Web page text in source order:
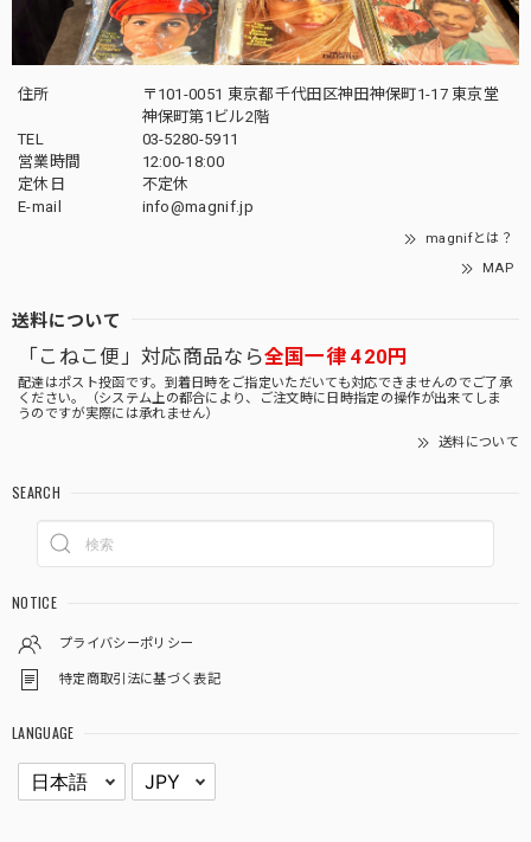
住所
〒101-0051 東京都千代田区神田神保町1-17 東京堂
神保町第1ビル2階
TEL
03-5280-5911
営業時間
12:00-18:00
定休日
不定休
E-mail
info@magnif.jp
magnifとは？
MAP
送料について
「こねこ便」対応商品なら全国一律 420円
配達はポスト投函です。到着日時をご指定いただいても対応できませんのでご了承
ください。（システム上の都合により、ご注文時に日時指定の操作が出来てしま
うのですが実際には承れません）
送料について
SEARCH
NOTICE
プライバシーポリシー
特定商取引法に基づく表記
LANGUAGE